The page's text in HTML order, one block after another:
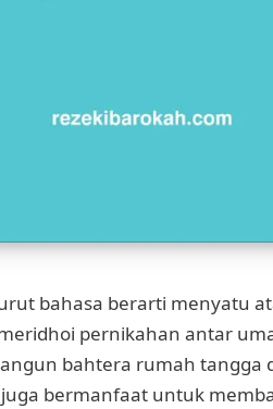
bahasa berarti menyatu
pernikahan antar
bahtera rumah tangga
bermanfaat untuk